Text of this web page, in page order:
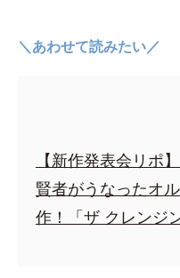
＼あわせて読みたい／
【新作発表会リポ
賢者がうなったオ
作！「ザ クレンジ